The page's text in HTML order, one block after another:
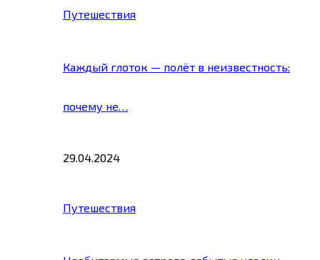
Путешествия
Каждый глоток — полёт в неизвестность:
почему не…
29.04.2024
Путешествия